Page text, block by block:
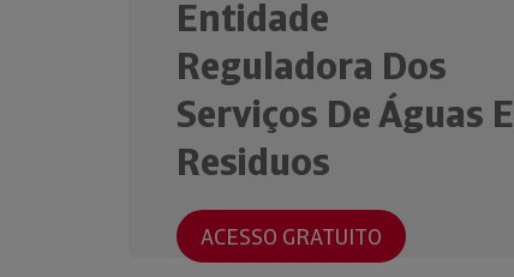
Entidade
Reguladora Dos
Serviços De Águas E
Residuos
ACESSO GRATUITO